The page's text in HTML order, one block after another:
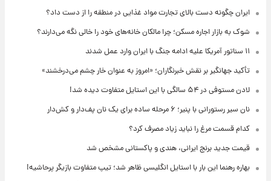
ایران چگونه دست بالای تجارت مواد غذایی در منطقه را از دست داد؟
شوک به بازار اجاره مسکن؛ چرا مالکان خانه‌های خود را خالی نگه می‌دارند؟
۱۱ سناتور آمریکا علیه ادامه جنگ با ایران وارد عمل شدند
تأکید جهانگیر بر نقش خبرنگاران؛ «امروز به عنوان خار چشم می‌درخشند»
لادن مستوفی در ۵۴ سالگی با این استایل متفاوت دیده شد!
نان سیر رستورانی با پنیر؛ ۶ مرحله ساده برای یک نان پف‌دار و کش‌دار
کدام قسمت مرغ را نباید زیاد مصرف کرد؟
قیمت جدید برنج ایرانی، هندی و پاکستانی مشخص شد
بهاره رهنما این بار با استایل انگلیسی ظاهر شد؛ تیپ متفاوت بازیگر پرحاشیه!